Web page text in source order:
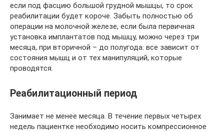
если под фасцию большой грудной мышцы, то срок
реабилитации будет короче. Забыть полностью об
операции на молочной железе, если была первичная
установка имплантатов под мышцу, можно через три
месяца, при вторичной – до полугода: все зависит от
состояния мышц и от тех манипуляций, которые
проводятся.
Реабилитационный период
Занимает не менее месяца. В течение первых четырех
недель пациентке необходимо носить компрессионное